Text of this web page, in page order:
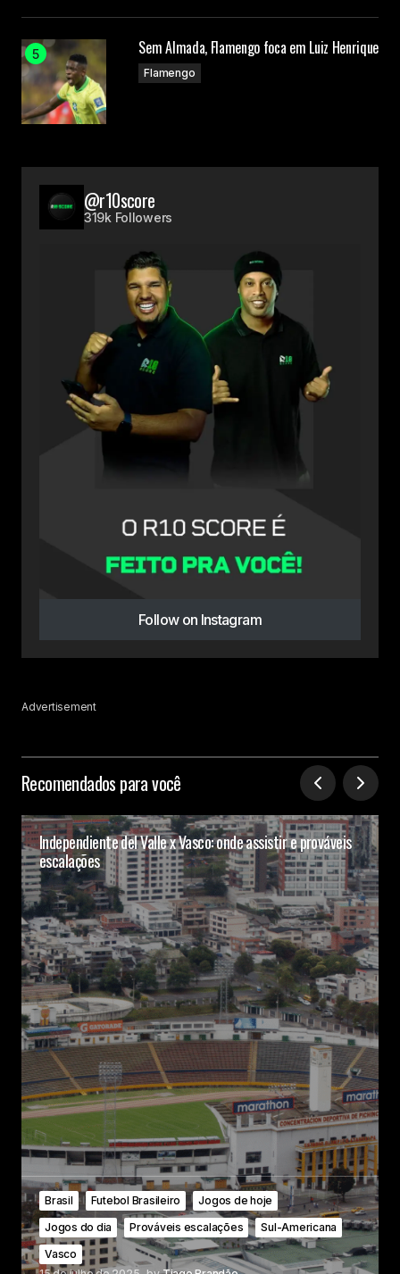
Sem Almada, Flamengo foca em Luiz Henrique
Flamengo
@r10score
319k Followers
Follow on Instagram
Advertisement
Recomendados para você
Independiente del Valle x Vasco: onde assistir e prováveis
escalações
Brasil Futebol Brasileiro
Jogos de hoje
Jogos do dia
Prováveis escalações
Sul-Americana
Vasco